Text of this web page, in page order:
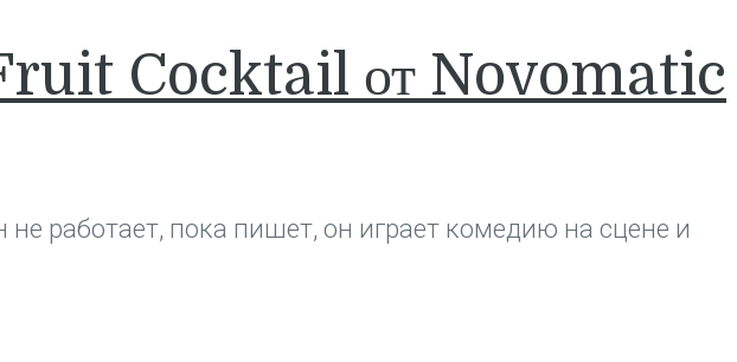
Fruit Cocktail от Novomatic
работает, пока пишет, он играет комедию на сцене и